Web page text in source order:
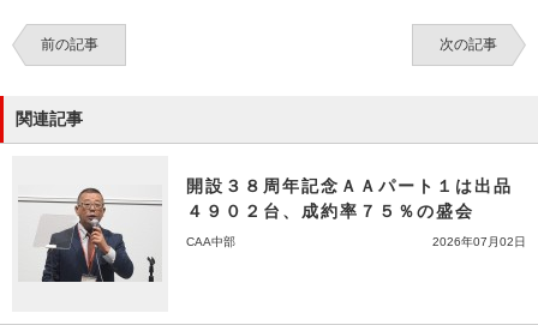
前の記事 次の記事
関連記事
開設３８周年記念ＡＡパート１は出品
４９０２台、成約率７５％の盛会
CAA中部 2026年07月02日